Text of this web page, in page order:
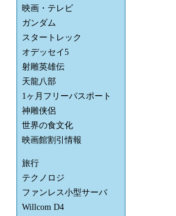
映画・テレビ
ガンダム
スタートレック
オデッセイ5
射雕英雄伝
天龍八部
1ヶ月フリーパスポート
神雕侠侶
世界の食文化
映画館割引情報
旅行
テクノロジ
ファンレス小型サーバ
Willcom D4